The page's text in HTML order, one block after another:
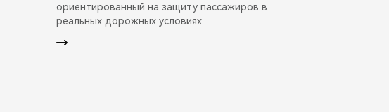
ориентированный на защиту пассажиров в
реальных дорожных условиях.